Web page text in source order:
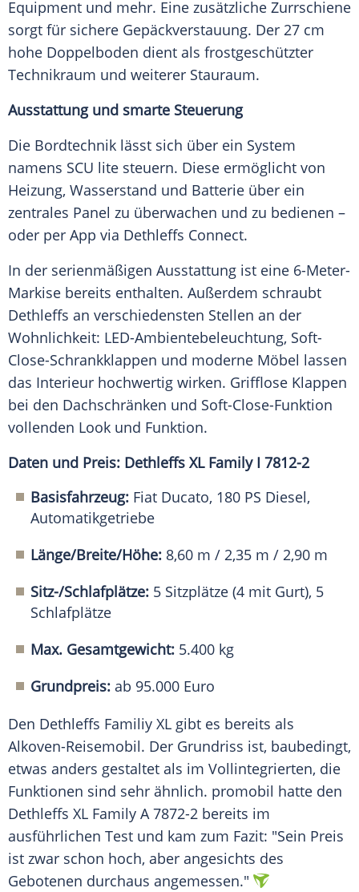
Equipment und mehr. Eine zusätzliche Zurrschiene
sorgt für sichere Gepäckverstauung. Der 27 cm
hohe Doppelboden dient als frostgeschützter
Technikraum und weiterer Stauraum.
Ausstattung und smarte Steuerung
Die Bordtechnik lässt sich über ein System
namens SCU lite steuern. Diese ermöglicht von
Heizung, Wasserstand und Batterie über ein
zentrales Panel zu überwachen und zu bedienen –
oder per App via Dethleffs Connect.
In der serienmäßigen Ausstattung ist eine 6-Meter-
Markise bereits enthalten. Außerdem schraubt
Dethleffs an verschiedensten Stellen an der
Wohnlichkeit: LED-Ambientebeleuchtung, Soft-
Close-Schrankklappen und moderne Möbel lassen
das Interieur hochwertig wirken. Grifflose Klappen
bei den Dachschränken und Soft-Close-Funktion
vollenden Look und Funktion.
Daten und Preis: Dethleffs XL Family I 7812-2
Basisfahrzeug: Fiat Ducato, 180 PS Diesel,
Automatikgetriebe
Länge/Breite/Höhe: 8,60 m / 2,35 m / 2,90 m
Sitz-/Schlafplätze: 5 Sitzplätze (4 mit Gurt), 5
Schlafplätze
Max. Gesamtgewicht: 5.400 kg
Grundpreis: ab 95.000 Euro
Den Dethleffs Familiy XL gibt es bereits als
Alkoven-Reisemobil. Der Grundriss ist, baubedingt,
etwas anders gestaltet als im Vollintegrierten, die
Funktionen sind sehr ähnlich. promobil hatte den
Dethleffs XL Family A 7872-2 bereits im
ausführlichen Test und kam zum Fazit: "Sein Preis
ist zwar schon hoch, aber angesichts des
Gebotenen durchaus angemessen."